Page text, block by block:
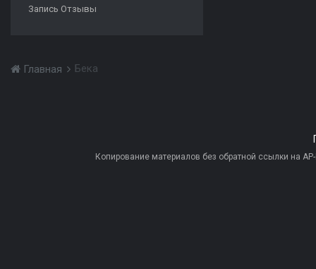
Запись Отзывы
Главная Бека
Копирование материалов без обратной ссылки на